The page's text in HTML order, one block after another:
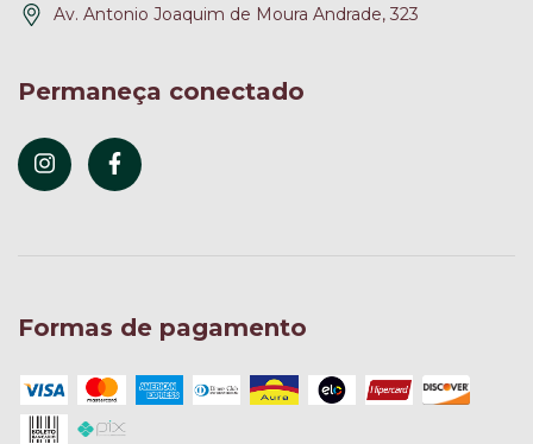
Av. Antonio Joaquim de Moura Andrade, 323
Permaneça conectado
Formas de pagamento